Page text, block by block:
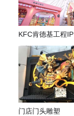
KFC肯德基工程IP
门店门头雕塑